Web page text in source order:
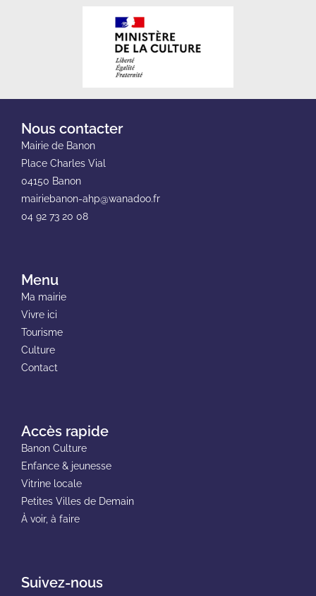
Nous contacter
Mairie de Banon
Place Charles Vial
04150 Banon
mairiebanon-ahp@wanadoo.fr
04 92 73 20 08
Menu
Ma mairie
Vivre ici
Tourisme
Culture
Contact
Accès rapide
Banon Culture
Enfance & jeunesse
Vitrine locale
Petites Villes de Demain
À voir, à faire
Suivez-nous